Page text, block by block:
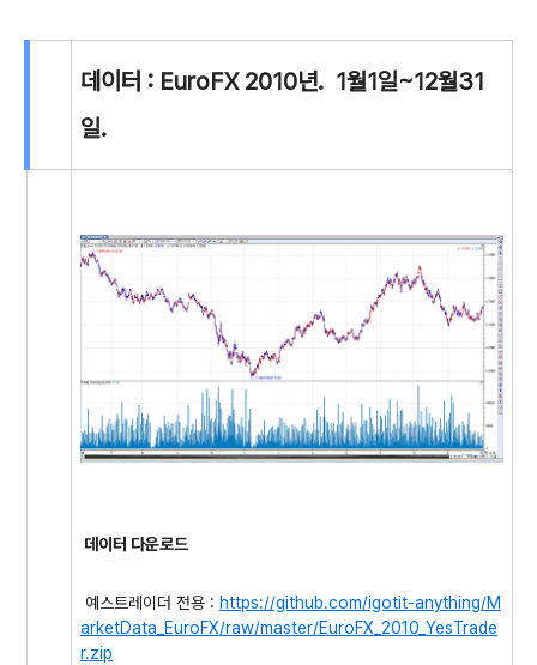
데이터 : EuroFX 2010년. 1월1일~12월31
일.
데이터 다운로드
예스트레이더 전용 : https://github.com/igotit-anything/M
arketData_EuroFX/raw/master/EuroFX_2010_YesTrade
r.zip